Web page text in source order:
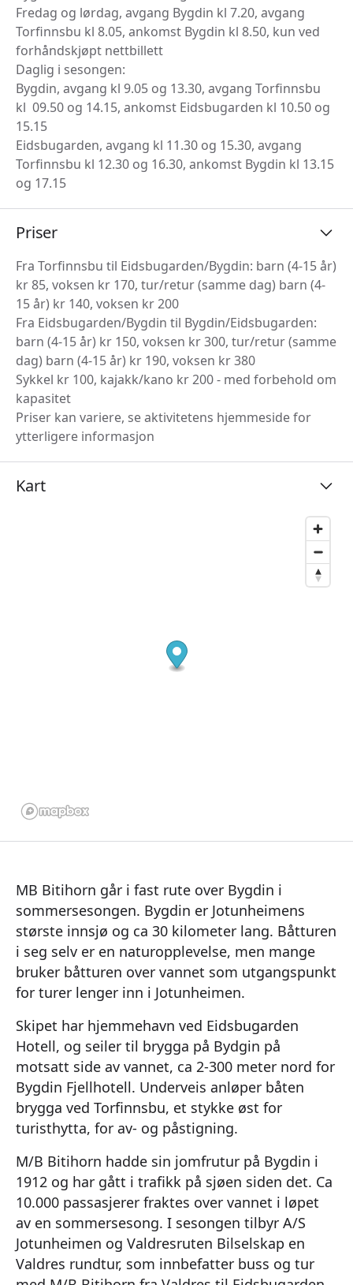
Fredag og lørdag, avgang Bygdin kl 7.20, avgang
Torfinnsbu kl 8.05, ankomst Bygdin kl 8.50, kun ved
forhåndskjøpt nettbillett
Daglig i sesongen:
Bygdin, avgang kl 9.05 og 13.30, avgang Torfinnsbu
kl 09.50 og 14.15, ankomst Eidsbugarden kl 10.50 og
15.15
Eidsbugarden, avgang kl 11.30 og 15.30, avgang
Torfinnsbu kl 12.30 og 16.30, ankomst Bygdin kl 13.15
og 17.15
Priser
Fra Torfinnsbu til Eidsbugarden/Bygdin: barn (4-15 år)
kr 85, voksen kr 170, tur/retur (samme dag) barn (4-
15 år) kr 140, voksen kr 200
Fra Eidsbugarden/Bygdin til Bygdin/Eidsbugarden:
barn (4-15 år) kr 150, voksen kr 300, tur/retur (samme
dag) barn (4-15 år) kr 190, voksen kr 380
Sykkel kr 100, kajakk/kano kr 200 - med forbehold om
kapasitet
Priser kan variere, se aktivitetens hjemmeside for
ytterligere informasjon
Kart
MB Bitihorn går i fast rute over Bygdin i
sommersesongen. Bygdin er Jotunheimens
største innsjø og ca 30 kilometer lang. Båtturen
i seg selv er en naturopplevelse, men mange
bruker båtturen over vannet som utgangspunkt
for turer lenger inn i Jotunheimen.
Skipet har hjemmehavn ved Eidsbugarden
Hotell, og seiler til brygga på Bydgin på
motsatt side av vannet, ca 2-300 meter nord for
Bygdin Fjellhotell. Underveis anløper båten
brygga ved Torfinnsbu, et stykke øst for
turisthytta, for av- og påstigning.
M/B Bitihorn hadde sin jomfrutur på Bygdin i
1912 og har gått i trafikk på sjøen siden det. Ca
10.000 passasjerer fraktes over vannet i løpet
av en sommersesong. I sesongen tilbyr A/S
Jotunheimen og Valdresruten Bilselskap en
Valdres rundtur, som innbefatter buss og tur